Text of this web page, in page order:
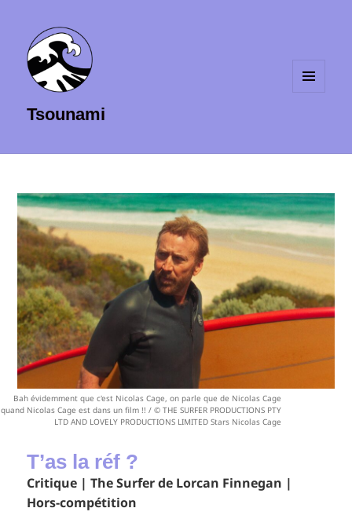
Tsounami
Bah évidemment que c'est Nicolas Cage, on parle que de Nicolas Cage
quand Nicolas Cage est dans un film !! / © THE SURFER PRODUCTIONS PTY
LTD AND LOVELY PRODUCTIONS LIMITED Stars Nicolas Cage
T’as la réf ?
Critique | The Surfer de Lorcan Finnegan |
Hors-compétition